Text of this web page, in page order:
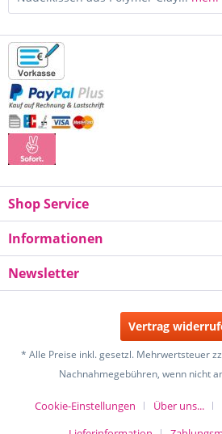
Shop Service
Informationen
Newsletter
Vertrag
* Alle Preise inkl. gesetzl. Mehrwertsteuer
Nachnahmegebühren, wenn nicht
Cookie-Einstellungen Über uns...